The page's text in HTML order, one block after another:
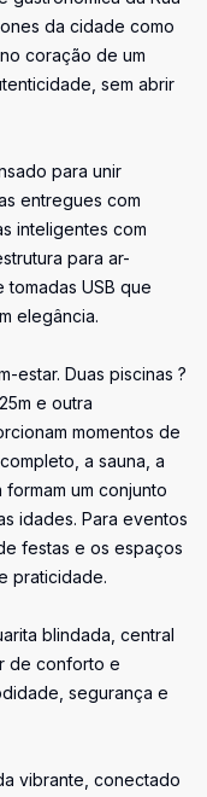
da cidade como
coração de um
sem abrir
para unir
entregues com
inteligentes com
para ar-
USB que
elegância.
estar. Duas piscinas ?
e outra
momentos de
a sauna, a
um conjunto
idades. Para eventos
festas e os espaços
praticidade.
blindada, central
de conforto e
segurança e
vibrante, conectado